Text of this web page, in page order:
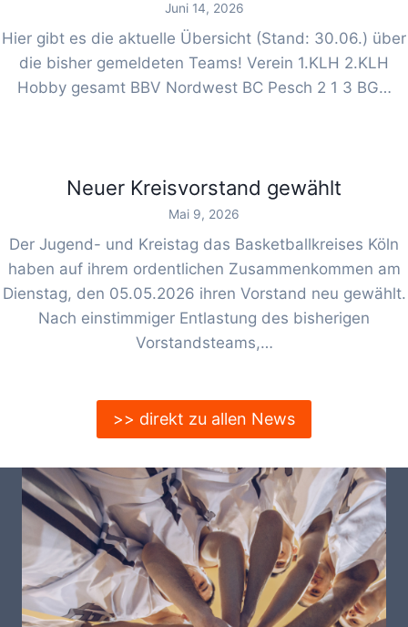
Juni 14, 2026
Hier gibt es die aktuelle Übersicht (Stand: 30.06.) über
die bisher gemeldeten Teams! Verein 1.KLH 2.KLH
Hobby gesamt BBV Nordwest BC Pesch 2 1 3 BG…
Neuer Kreisvorstand gewählt
Mai 9, 2026
Der Jugend- und Kreistag das Basketballkreises Köln
haben auf ihrem ordentlichen Zusammenkommen am
Dienstag, den 05.05.2026 ihren Vorstand neu gewählt.
Nach einstimmiger Entlastung des bisherigen
Vorstandsteams,…
>> direkt zu allen News